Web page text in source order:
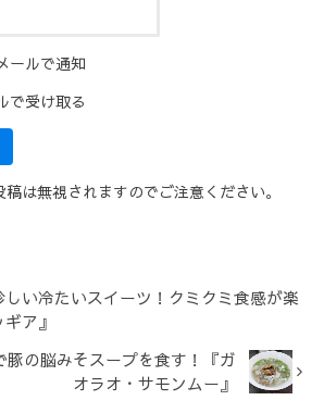
ールで通知
で受け取る
は無視されますのでご注意ください。
しい冷たいスイーツ！クミクミ食感が楽
ア』
豚の脳みそスープを食す！『ガ
オラオ・サモンムー』